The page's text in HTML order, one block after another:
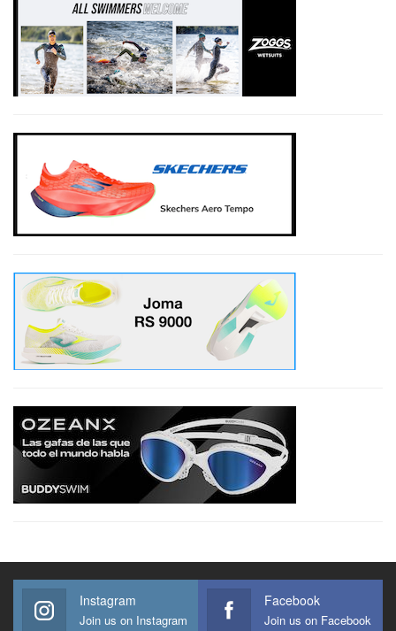
Instagram
Join us on Instagram
Facebook
Join us on Facebook